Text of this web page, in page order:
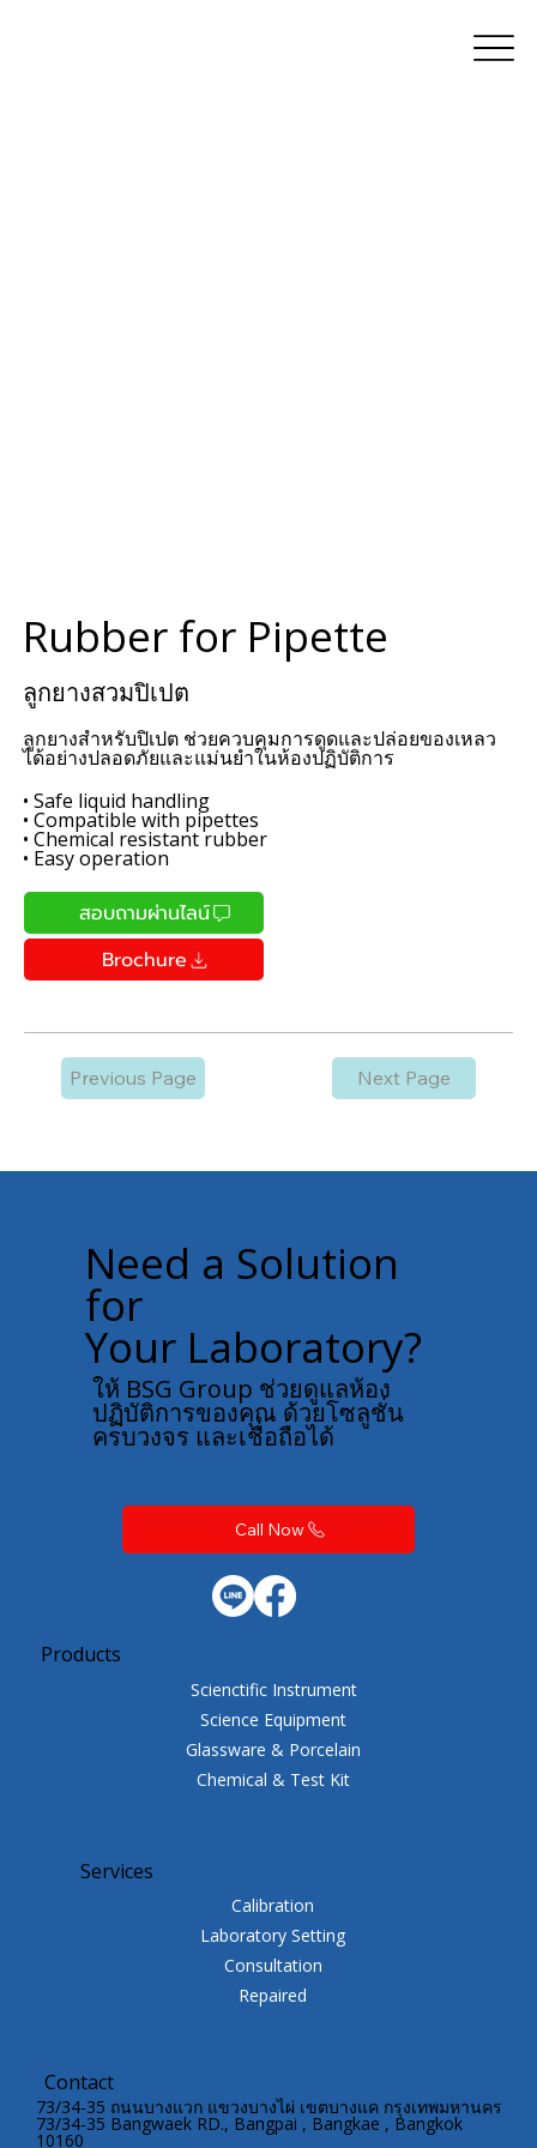
Rubber for Pipette
ลูกยางสวมปิเปต
ลูกยางสำหรับปิเปต ช่วยควบคุมการดูดและปล่อยของเหลว
ได้อย่างปลอดภัยและแม่นยำในห้องปฏิบัติการ
• Safe liquid handling
• Compatible with pipettes
• Chemical resistant rubber
• Easy operation
สอบถามผ่านไลน์
Brochure
Previous Page Next Page
Need a Solution
for
Your Laboratory?
ให้ BSG Group ช่วยดูแลห้อง
ปฏิบัติการของคุณ ด้วยโซลูชั่น
ครบวงจร และเชื่อถือได้
Call Now
Products
Scienctific Instrument
Science Equipment
Glassware & Porcelain
Chemical & Test Kit
Services
Calibration
Laboratory Setting
Consultation
Repaired
Contact
73/34-35 ถนนบางแวก แขวงบางไผ่ เขตบางแค กรุงเทพมหานคร
73/34-35 Bangwaek RD., Bangpai , Bangkae , Bangkok
10160